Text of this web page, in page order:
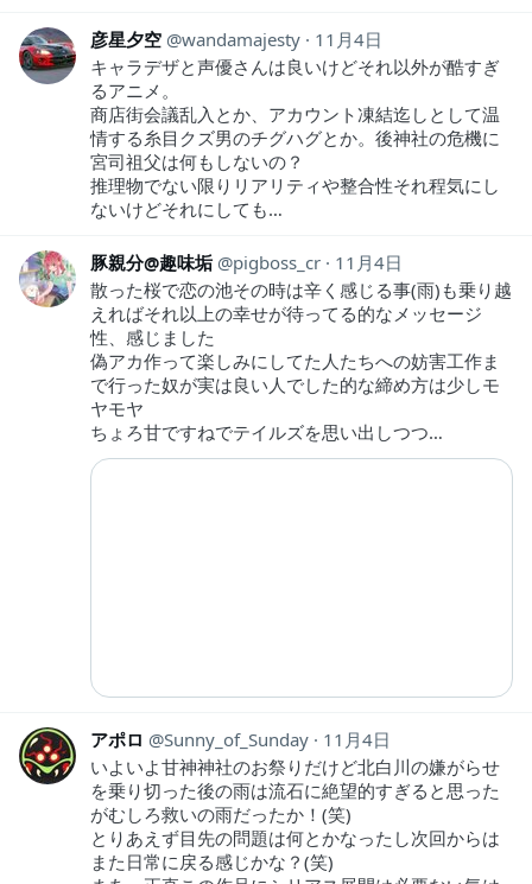
彦星夕空 wandamajesty
11月4日
キャラデザと声優さんは良いけどそれ以外が酷すぎ
るアニメ。
商店街会議乱入とか、アカウント凍結迄しとして温
情する糸目クズ男のチグハグとか。後神社の危機に
宮司祖父は何もしないの？
推理物でない限りリアリティや整合性それ程気にし
ないけどそれにしても…
豚親分@趣味垢 pigboss_cr
11月4日
散った桜で恋の池その時は辛く感じる事(雨)も乗り越
えればそれ以上の幸せが待ってる的なメッセージ
性、感じました
偽アカ作って楽しみにしてた人たちへの妨害工作ま
で行った奴が実は良い人でした的な締め方は少しモ
ヤモヤ
ちょろ甘ですねでテイルズを思い出しつつ…
アポロ Sunny_of_Sunday
11月4日
いよいよ甘神神社のお祭りだけど北白川の嫌がらせ
を乗り切った後の雨は流石に絶望的すぎると思った
がむしろ救いの雨だったか！(笑)
とりあえず目先の問題は何とかなったし次回からは
また日常に戻る感じかな？(笑)